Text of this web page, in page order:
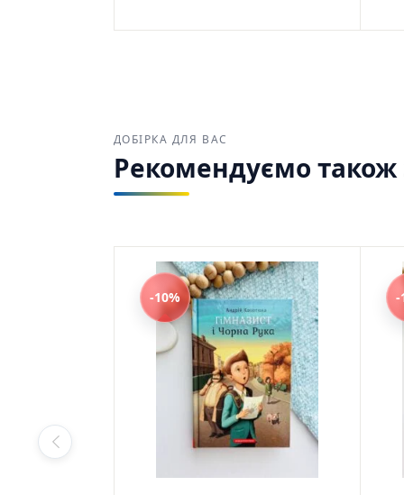
ДОБІРКА ДЛЯ ВАС
Рекомендуємо також
-10% -